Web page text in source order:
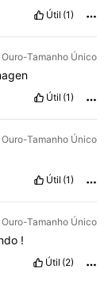
Útil (1)
Tamanho Único
Útil (1)
Tamanho Único
Útil (1)
Tamanho Único
!
Útil (2)